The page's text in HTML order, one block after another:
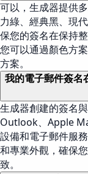
可以，生成器提供
力綠、經典黑、現
保您的簽名在保持
您可以通過顏色方
方案。
我的電子郵件簽名
生成器創建的簽名
Outlook、Apple
設備和電子郵件服
和專業外觀，確保
致。